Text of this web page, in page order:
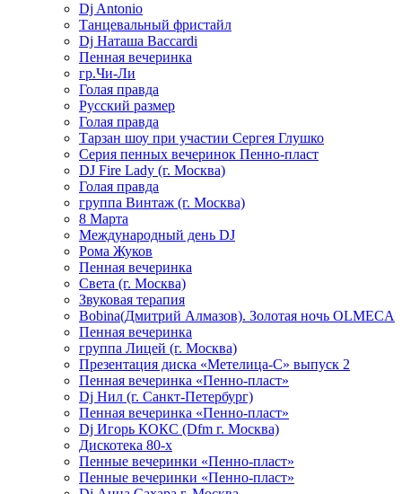
Dj Antonio
Танцевальный фристайл
Dj Наташа Baccardi
Пенная вечеринка
гр.Чи-Ли
Голая правда
Русский размер
Голая правда
Тарзан шоу при участии Сергея Глушко
Серия пенных вечеринок Пенно-пласт
DJ Fire Lady (г. Москва)
Голая правда
группа Винтаж (г. Москва)
8 Марта
Международный день DJ
Рома Жуков
Пенная вечеринка
Света (г. Москва)
Звуковая терапия
Bobina(Дмитрий Алмазов). Золотая ночь OLMECA
Пенная вечеринка
группа Лицей (г. Москва)
Презентация диска «Метелица-С» выпуск 2
Пенная вечеринка «Пенно-пласт»
Dj Нил (г. Санкт-Петербург)
Пенная вечеринка «Пенно-пласт»
Dj Игорь КОКС (Dfm г. Москва)
Дискотека 80-х
Пенные вечеринки «Пенно-пласт»
Пенные вечеринки «Пенно-пласт»